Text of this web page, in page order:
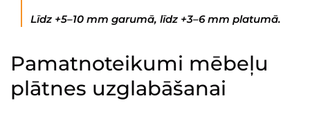
Līdz +5–10 mm garumā, līdz +3–6 mm platumā.
Pamatnoteikumi mēbeļu
plātnes uzglabāšanai